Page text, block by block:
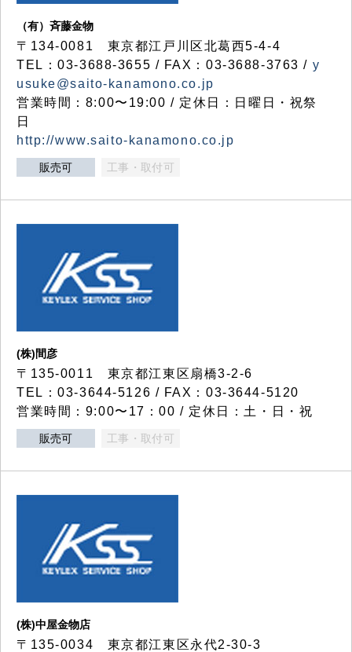
（有）斉藤金物
〒134-0081 東京都江戸川区北葛西5-4-4
TEL：03-3688-3655 / FAX：03-3688-3763 / y
usuke@saito-kanamono.co.jp
営業時間：8:00〜19:00 / 定休日：日曜日・祝祭
日
http://www.saito-kanamono.co.jp
販売可 工事・取付可
(株)間彦
〒135-0011 東京都江東区扇橋3-2-6
TEL：03-3644-5126 / FAX：03-3644-5120
営業時間：9:00〜17：00 / 定休日：土・日・祝
販売可 工事・取付可
(株)中屋金物店
〒135-0034 東京都江東区永代2-30-3